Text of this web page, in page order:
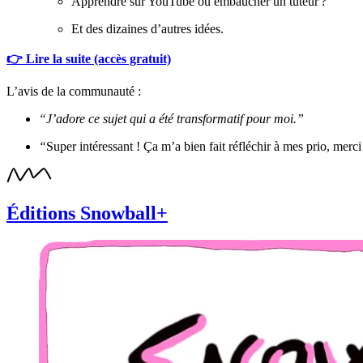
Et des dizaines d’autres idées.
👉 Lire la suite (accès gratuit)
L’avis de la communauté :
“J’adore ce sujet qui a été transformatif pour moi.”
“Super intéressant ! Ça m’a bien fait réfléchir à mes prio,
Éditions Snowball+